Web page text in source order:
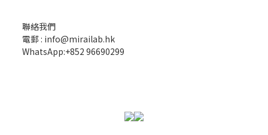
聯絡我們
電郵 : info@mirailab.hk
WhatsApp:+852 96690299